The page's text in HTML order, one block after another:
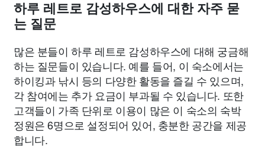
하루 레트로 감성하우스에 대한 자주 묻
는 질문
많은 분들이 하루 레트로 감성하우스에 대해 궁금해
하는 질문들이 있습니다. 예를 들어, 이 숙소에서는
하이킹과 낚시 등의 다양한 활동을 즐길 수 있으며,
각 참여에는 추가 요금이 부과될 수 있습니다. 또한
고객들이 가족 단위로 이용이 많은 이 숙소의 숙박
정원은 6명으로 설정되어 있어, 충분한 공간을 제공
합니다.